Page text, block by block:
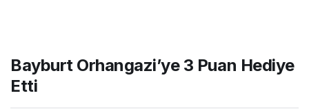
Bayburt Orhangazi’ye 3 Puan Hediye
Etti